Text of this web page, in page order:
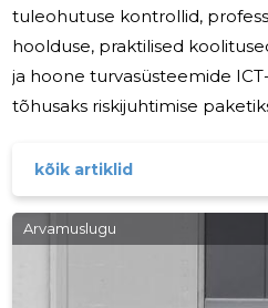
tuleohutuse kontrollid,
hoolduse, praktilised
ja hoone turvasüsteemide
tõhusaks riskijuhtimise
vastavushaldust ning tagada
reageerimine hädaolukordades. Kes sellest kasu
Lahendus sobib ettevõtetele
kontorid, tootmisettevõtted,
kinnisvara haldajad ning kõik,
kõik artiklid
Arvamuslugu